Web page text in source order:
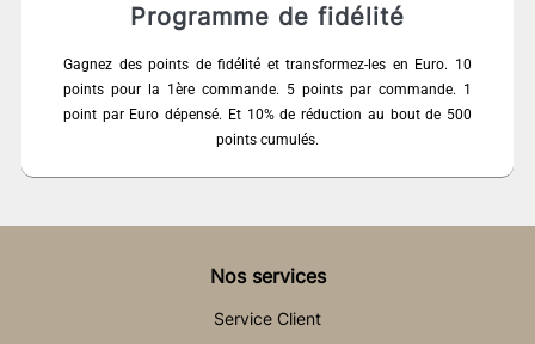
Programme de fidélité
Gagnez des points de fidélité et transformez-les en Euro. 10
points pour la 1ère commande. 5 points par commande. 1
point par Euro dépensé. Et 10% de réduction au bout de 500
points cumulés.
Nos services
Service Client